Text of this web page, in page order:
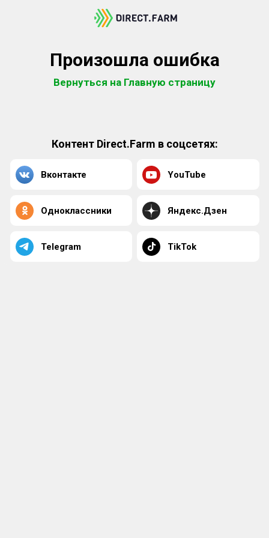
Произошла ошибка
Вернуться на Главную страницу
Контент Direct.Farm в соцсетях:
Вконтакте YouTube
Одноклассники Яндекс.Дзен
Telegram TikTok